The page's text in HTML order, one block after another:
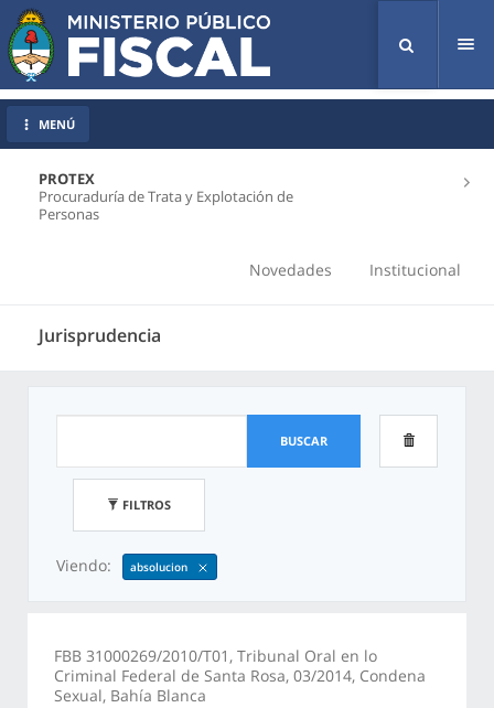
PROTEX
Procuraduría de Trata y Explotación de
Personas
Novedades Institucional
Jurisprudencia
MENÚ
BUSCAR
FILTROS
Viendo: absolucion
FBB 31000269/2010/T01, Tribunal Oral en lo
Criminal Federal de Santa Rosa, 03/2014, Condena
Sexual, Bahía Blanca